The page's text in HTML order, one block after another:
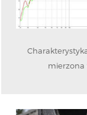
mierzona